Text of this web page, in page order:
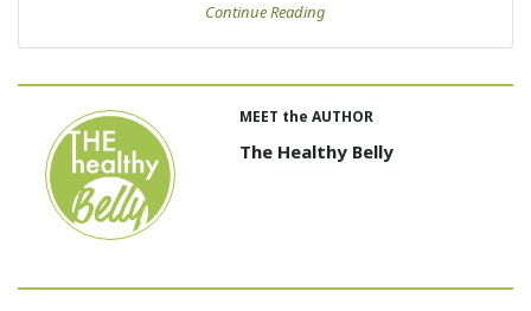
Continue Reading
MEET the AUTHOR
The Healthy Belly